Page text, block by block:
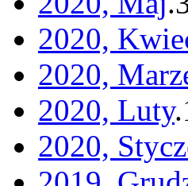
2020,
2020,
2020, Luty.
2020,